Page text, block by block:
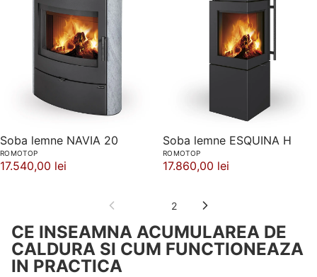
Soba lemne NAVIA 20
ROMOTOP
17.540,00 lei
Soba lemne ESQUINA H
ROMOTOP
17.860,00 lei
2
CE INSEAMNA ACUMULAREA DE
CALDURA SI CUM FUNCTIONEAZA
IN PRACTICA